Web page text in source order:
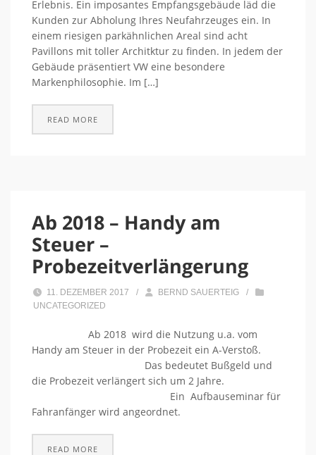
Erlebnis. Ein imposantes Empfangsgebäude läd die
Kunden zur Abholung Ihres Neufahrzeuges ein. In
einem riesigen parkähnlichen Areal sind acht
Pavillons mit toller Architktur zu finden. In jedem der
Gebäude präsentiert VW eine besondere
Markenphilosophie. Im […]
READ MORE
Ab 2018 – Handy am
Steuer –
Probezeitverlängerung
11. DEZEMBER 2017 / BERND SAUERTEIG
/
UNCATEGORIZED
Ab 2018 wird die Nutzung u.a. vom
Handy am Steuer in der Probezeit ein A-Verstoß.
Das bedeutet Bußgeld und
die Probezeit verlängert sich um 2 Jahre.
Ein Aufbauseminar für
Fahranfänger wird angeordnet.
READ MORE